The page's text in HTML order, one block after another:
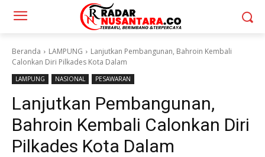
Beranda LAMPUNG
Lanjutkan Pembangunan, Bahroin Kembali
Calonkan Diri Pilkades Kota Dalam
LAMPUNG NASIONAL PESAWARAN
Lanjutkan Pembangunan,
Bahroin Kembali Calonkan Diri
Pilkades Kota Dalam